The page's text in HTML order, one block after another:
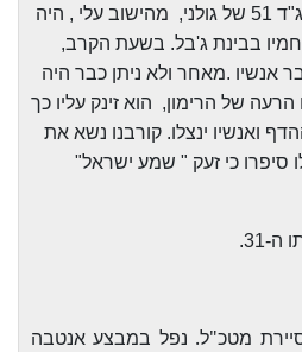
רב סרן רועי קליין ז"ל , סמג"ד 51 של גולני, מהישוב עלי , היה
בבינת ג'בל. בשעת הקרב,
אנשיו .מאחר ולא ניתן כבר היה
הרעה של הרימון, הוא זינק עליו כך
ואנשיו ינצלו. קורבנו נשא את
סיפרו כי זעק " שמע ישראל"
ה-31.
סיירת מטכ"ל. נפל במבצע אנטבה